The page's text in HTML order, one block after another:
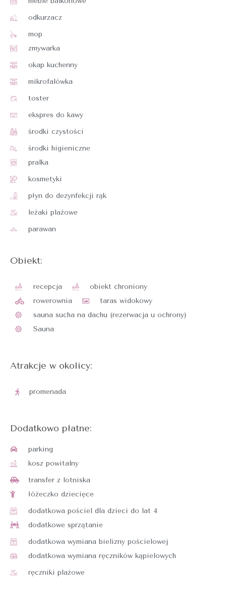
odkurzacz
mop
zmywarka
okap kuchenny
mikrofalówka
toster
ekspres do kawy
środki czystości
środki higieniczne
pralka
kosmetyki
płyn do dezynfekcji rąk
leżaki plażowe
parawan
Obiekt:
recepcja
obiekt chroniony
rowerownia
taras widokowy
sauna sucha na dachu (rezerwacja u ochrony)​
Sauna
Atrakcje w okolicy:
promenada
Dodatkowo płatne:
parking
kosz powitalny
transfer z lotniska
łóżeczko dziecięce
dodatkowa pościel dla dzieci do lat 4
dodatkowe sprzątanie
dodatkowa wymiana bielizny pościelowej
dodatkowa wymiana ręczników kąpielowych
ręczniki plażowe